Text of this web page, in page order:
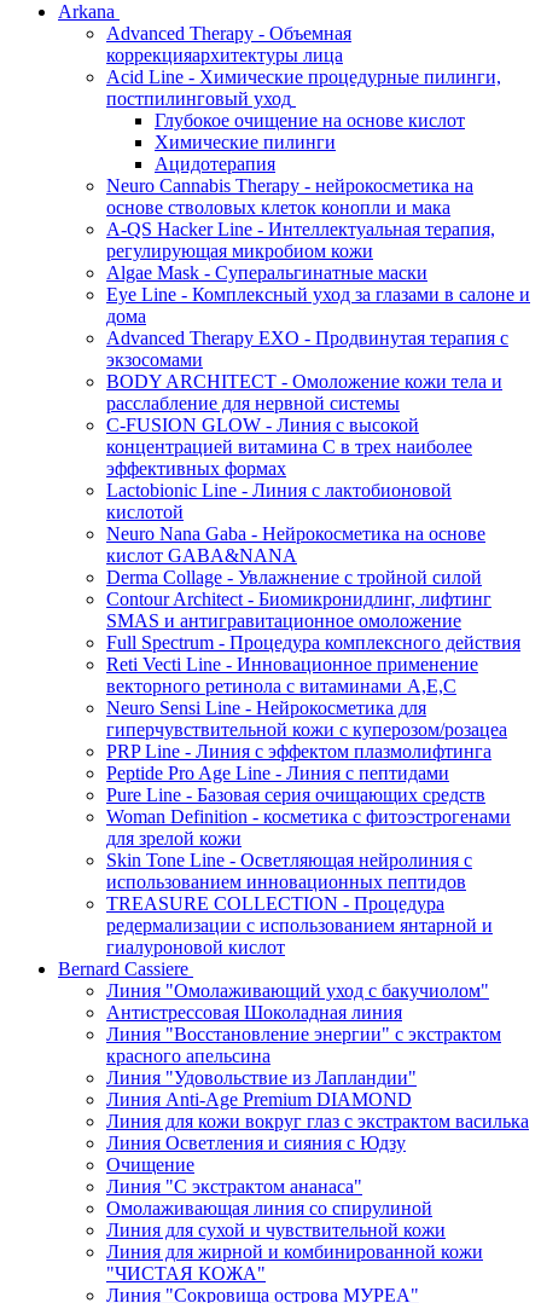
Arkana
Advanced Therapy - Объемная
коррекцияархитектуры лица
Acid Line - Химические процедурные пилинги,
постпилинговый уход
Глубокое очищение на основе кислот
Химические пилинги
Ацидотерапия
Neuro Cannabis Therapy - нейрокосметика на
основе стволовых клеток конопли и мака
A-QS Hacker Line - Интеллектуальная терапия,
регулирующая микробиом кожи
Algae Mask - Суперальгинатные маски
Eye Line - Комплексный уход за глазами в салоне и
дома
Advanced Therapy EXO - Продвинутая терапия с
экзосомами
BODY ARCHITECT - Омоложение кожи тела и
расслабление для нервной системы
C-FUSION GLOW - Линия с высокой
концентрацией витамина C в трех наиболее
эффективных формах
Lactobionic Line - Линия с лактобионовой
кислотой
Neuro Nana Gaba - Нейрокосметика на основе
кислот GABA&NANA
Derma Collage - Увлажнение с тройной силой
Contour Architect - Биомикронидлинг, лифтинг
SMAS и антигравитационное омоложение
Full Spectrum - Процедура комплексного действия
Reti Vecti Line - Инновационное применение
векторного ретинола с витаминами A,Е,С
Neuro Sensi Line - Нейрокосметика для
гиперчувствительной кожи с куперозом/розацеа
PRP Line - Линия с эффектом плазмолифтинга
Peptide Pro Age Line - Линия с пептидами
Pure Line - Базовая серия очищающих средств
Woman Definition - косметика с фитоэстрогенами
для зрелой кожи
Skin Tone Line - Осветляющая нейролиния с
использованием инновационных пептидов
TREASURE COLLECTION - Процедура
редермализации с использованием янтарной и
гиалуроновой кислот
Bernard Cassiere
Линия "Омолаживающий уход с бакучиолом"
Антистрессовая Шоколадная линия
Линия "Восстановление энергии" с экстрактом
красного апельсина
Линия "Удовольствие из Лапландии"
Линия Anti-Age Premium DIAMOND
Линия для кожи вокруг глаз с экстрактом василька
Линия Осветления и сияния с Юдзу
Очищение
Линия "С экстрактом ананаса"
Омолаживающая линия со спирулиной
Линия для сухой и чувствительной кожи
Линия для жирной и комбинированной кожи
"ЧИСТАЯ КОЖА"
Линия "Сокровища острова МУРЕА"